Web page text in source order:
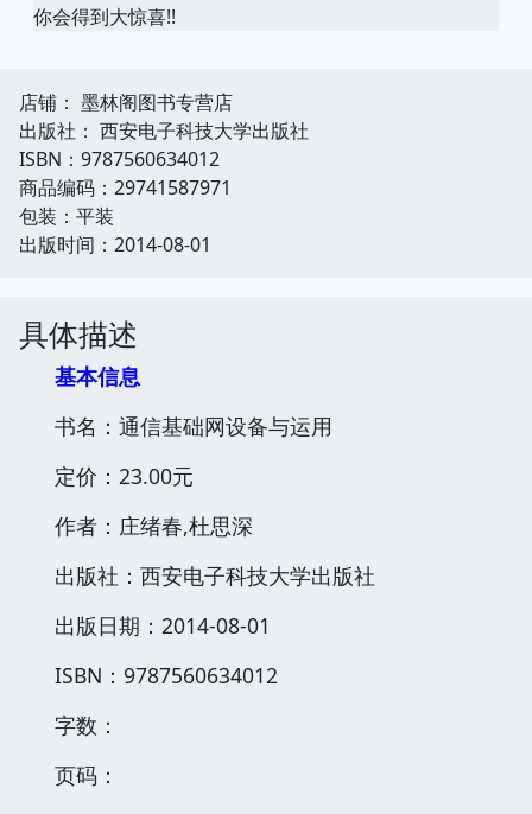
你会得到大惊喜!!
店铺： 墨林阁图书专营店
出版社： 西安电子科技大学出版社
ISBN：9787560634012
商品编码：29741587971
包装：平装
出版时间：2014-08-01
具体描述
基本信息
书名：通信基础网设备与运用
定价：23.00元
作者：庄绪春,杜思深
出版社：西安电子科技大学出版社
出版日期：2014-08-01
ISBN：9787560634012
字数：
页码：